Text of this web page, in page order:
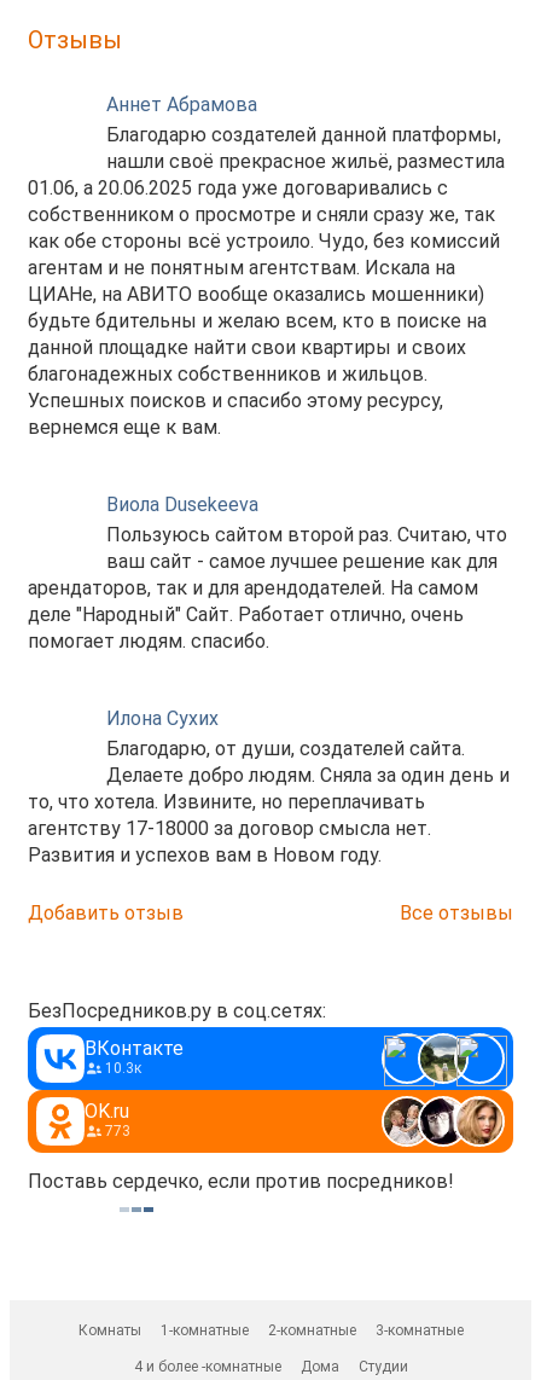
Отзывы
Аннет Абрамова
Благодарю создателей данной платформы,
нашли своё прекрасное жильё, разместила
01.06, а 20.06.2025 года уже договаривались с
собственником о просмотре и сняли сразу же, так
как обе стороны всё устроило. Чудо, без комиссий
агентам и не понятным агентствам. Искала на
ЦИАНе, на АВИТО вообще оказались мошенники)
будьте бдительны и желаю всем, кто в поиске на
данной площадке найти свои квартиры и своих
благонадежных собственников и жильцов.
Успешных поисков и спасибо этому ресурсу,
вернемся еще к вам.
Виола Dusekeeva
Пользуюсь сайтом второй раз. Считаю, что
ваш сайт - самое лучшее решение как для
арендаторов, так и для арендодателей. На самом
деле "Народный" Сайт. Работает отлично, очень
помогает людям. спасибо.
Илона Сухих
Благодарю, от души, создателей сайта.
Делаете добро людям. Сняла за один день и
то, что хотела. Извините, но переплачивать
агентству 17-18000 за договор смысла нет.
Развития и успехов вам в Новом году.
Добавить отзыв Все отзывы
БезПосредников.ру в соц.сетях:
ВКонтакте
10.3к
OK.ru
773
Поставь сердечко, если против посредников!
Комнаты 1-комнатные 2-комнатные 3-комнатные
4 и более -комнатные Дома Студии